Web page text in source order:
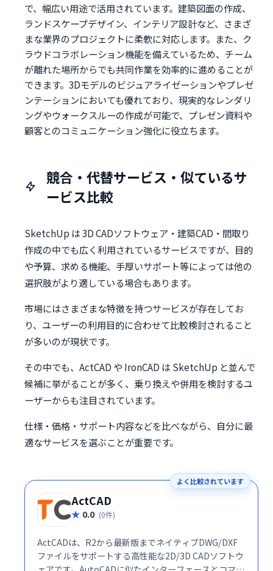
で、幅広い用途で活用されています。建築図面の作成、
ランドスケープデザイン、インテリア設計など、さまざ
まな業界のプロジェクトに柔軟に対応します。また、ク
ラウドコラボレーション機能を備えているため、チーム
が離れた場所からでも共同作業を効率的に進めることが
できます。3Dモデルのビジュアライゼーションやプレゼ
ンテーションにおいても優れており、現実的なレンダリ
ングやウォークスルーの作成が可能で、プレゼン資料や
顧客とのコミュニケーション強化に役立ちます。
競合・代替サービス・似ているサ
ービス比較
SketchUp は 3D CADソフトウェア・建築CAD・間取り
作成の中でも広く利用されているサービスですが、目的
や予算、求める機能、手厚いサポート等によっては他の
選択肢がより適している場合もあります。
市場にはさまざまな特徴を持つサービスが存在してお
り、ユーザーの利用目的に合わせて比較検討されること
が多いのが現状です。
その中でも、ActCAD や IronCAD は SketchUp と並んで
候補に挙がることが多く、乗り換えや併用を検討するユ
ーザーからも注目されています。
仕様・価格・サポート内容などを比べながら、自分に最
適なサービスを選ぶことが重要です。
よく比較されています
ActCAD
0.0 (0件)
ActCADは、R2から最新版までネイティブDWG/DXF
ファイルをサポートする高性能な2D/3D CADソフトウ